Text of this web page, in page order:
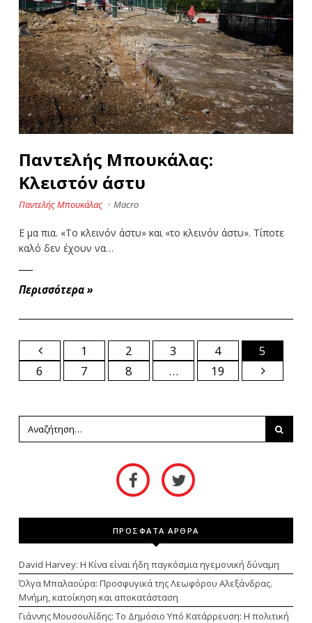
Παντελής Μπουκάλας:
Κλειστόν άστυ
Παντελής Μπουκάλας · Macro
Ε μα πια. «Το κλεινόν άστυ» και «το κλεινόν άστυ». Τίποτε
καλό δεν έχουν να…
Περισσότερα »
1 2 3 4
5
6
7 8 … 19
ΠΡΟΣΦΑΤΑ ΑΡΘΡΑ
David Harvey: Η Κίνα είναι ήδη παγκόσμια ηγεμονική δύναμη
Όλγα Μπαλαούρα: Προσφυγικά της Λεωφόρου Αλεξάνδρας.
Μνήμη, κατοίκηση και αποκατάσταση
Γιάννης Μουσουλίδης: Το Δημόσιο Υπό Κατάρρευση: Η πολιτική